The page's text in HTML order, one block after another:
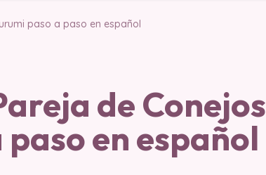
paso a paso en español
de Conejos
en español